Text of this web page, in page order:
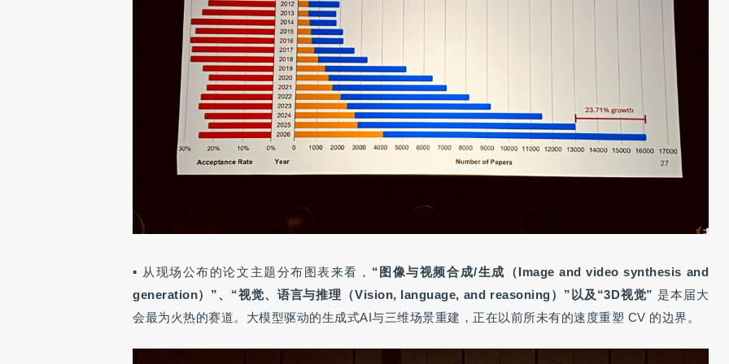
▪ 从现场公布的论文主题分布图表来看， “图像与视频合成/生成（Image and video synthesis and
generation）”、“视觉、语言与推理（Vision, language, and reasoning）”以及“3D视觉” 是本届大
会最为火热的赛道。大模型驱动的生成式AI与三维场景重建，正在以前所未有的速度重塑 CV 的边界。